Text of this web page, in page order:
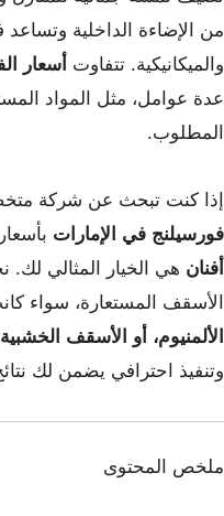
من الإضاءة الداخلية وتساعد
والميكانيكية. تتفاوت أسعار
عدة عوامل، مثل المواد
المطلوب.
إذا كنت تبحث عن شركة
فورسيلنج في الإمارات
أفنان هي الخيار المثالي لك.
الأسقف المستعارة، سواء
الألمنيوم، أو الأسقف الخشبية
وتنفيذ احترافي يضمن لك
ملخص المحتوى